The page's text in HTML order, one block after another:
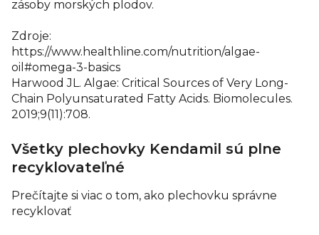
zásoby morských plodov.
Zdroje:
https://www.healthline.com/nutrition/algae-
oil#omega-3-basics
Harwood JL. Algae: Critical Sources of Very Long-
Chain Polyunsaturated Fatty Acids. Biomolecules.
2019;9(11):708.
Všetky plechovky Kendamil sú plne
recyklovateľné
Prečítajte si viac o tom, ako plechovku správne
recyklovať